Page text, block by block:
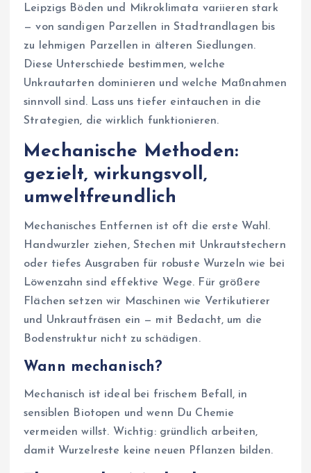
Leipzigs Böden und Mikroklimata variieren stark
— von sandigen Parzellen in Stadtrandlagen bis
zu lehmigen Parzellen in älteren Siedlungen.
Diese Unterschiede bestimmen, welche
Unkrautarten dominieren und welche Maßnahmen
sinnvoll sind. Lass uns tiefer eintauchen in die
Strategien, die wirklich funktionieren.
Mechanische Methoden:
gezielt, wirkungsvoll,
umweltfreundlich
Mechanisches Entfernen ist oft die erste Wahl.
Handwurzler ziehen, Stechen mit Unkrautstechern
oder tiefes Ausgraben für robuste Wurzeln wie bei
Löwenzahn sind effektive Wege. Für größere
Flächen setzen wir Maschinen wie Vertikutierer
und Unkrautfräsen ein — mit Bedacht, um die
Bodenstruktur nicht zu schädigen.
Wann mechanisch?
Mechanisch ist ideal bei frischem Befall, in
sensiblen Biotopen und wenn Du Chemie
vermeiden willst. Wichtig: gründlich arbeiten,
damit Wurzelreste keine neuen Pflanzen bilden.